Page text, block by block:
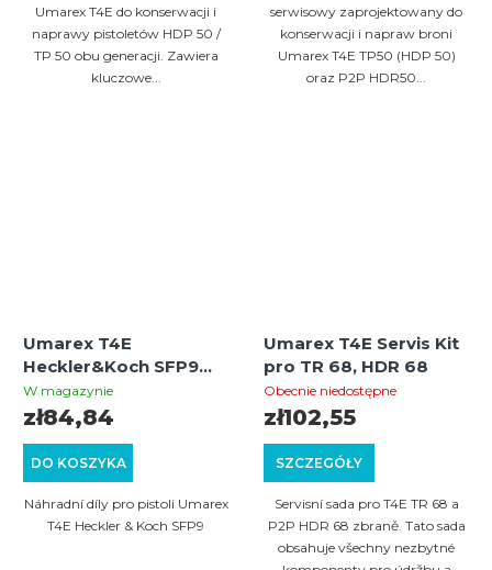
Umarex T4E do konserwacji i
naprawy pistoletów HDP 50 /
TP 50 obu generacji. Zawiera
kluczowe...
serwisowy zaprojektowany do
konserwacji i napraw broni
Umarex T4E TP50 (HDP 50)
oraz P2P HDR50...
Umarex T4E
Heckler&Koch SFP9
Servis Kit
W magazynie
DO KOSZYKA
zł84,84
Náhradní díly pro pistoli Umarex
T4E Heckler & Koch SFP9
Umarex T4E Servis Kit
pro TR 68, HDR 68
Obecnie niedostępne
SZCZEGÓŁY
zł102,55
Servisní sada pro T4E TR 68 a
P2P HDR 68 zbraně. Tato sada
obsahuje všechny nezbytné